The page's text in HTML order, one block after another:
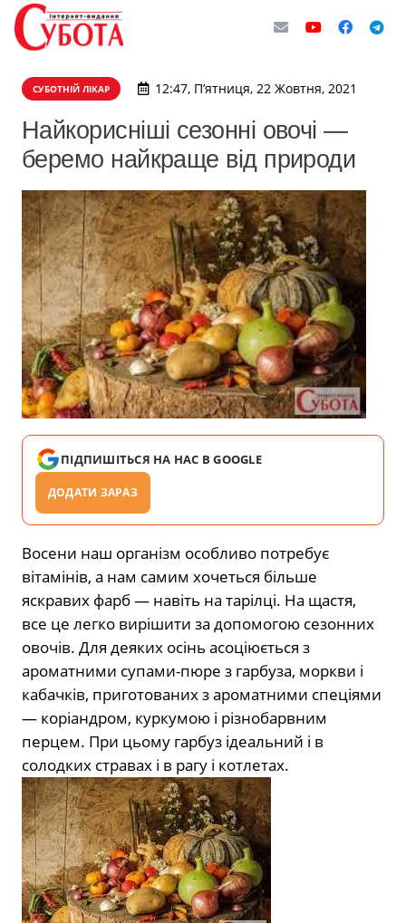
СУБОТНІЙ ЛІКАР 12:47, П’ятниця, 22 Жовтня, 2021
Найкорисніші сезонні овочі —
беремо найкраще від природи
ПІДПИШІТЬСЯ НА НАС В GOOGLE
ДОДАТИ ЗАРАЗ
Восени наш організм особливо потребує
вітамінів, а нам самим хочеться більше
яскравих фарб — навіть на тарілці. На щастя,
все це легко вирішити за допомогою сезонних
овочів. Для деяких осінь асоціюється з
ароматними супами-пюре з гарбуза, моркви і
кабачків, приготованих з ароматними спеціями
— коріандром, куркумою і різнобарвним
перцем. При цьому гарбуз ідеальний і в
солодких стравах і в рагу і котлетах.